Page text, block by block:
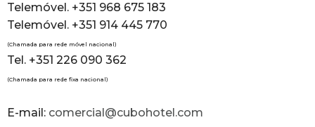
Telemóvel. +351 968 675 183
Telemóvel. +351 914 445 770
(Chamada para rede móvel nacional)
Tel. +351 226 090 362
(Chamada para rede fixa nacional)
E-mail: comercial@cubohotel.com